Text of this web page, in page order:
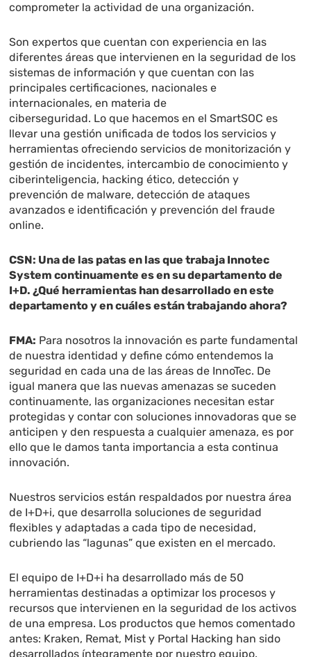
comprometer la actividad de una organización.
Son expertos que cuentan con experiencia en las
diferentes áreas que intervienen en la seguridad de los
sistemas de información y que cuentan con las
principales certificaciones, nacionales e
internacionales, en materia de
ciberseguridad. Lo que hacemos en el SmartSOC es
llevar una gestión unificada de todos los servicios y
herramientas ofreciendo servicios de monitorización y
gestión de incidentes, intercambio de conocimiento y
ciberinteligencia, hacking ético, detección y
prevención de malware, detección de ataques
avanzados e identificación y prevención del fraude
online.
CSN: Una de las patas en las que trabaja Innotec
System continuamente es en su departamento de
I+D. ¿Qué herramientas han desarrollado en este
departamento y en cuáles están trabajando ahora?
FMA: Para nosotros la innovación es parte fundamental
de nuestra identidad y define cómo entendemos la
seguridad en cada una de las áreas de InnoTec. De
igual manera que las nuevas amenazas se suceden
continuamente, las organizaciones necesitan estar
protegidas y contar con soluciones innovadoras que se
anticipen y den respuesta a cualquier amenaza, es por
ello que le damos tanta importancia a esta continua
innovación.
Nuestros servicios están respaldados por nuestra área
de I+D+i, que desarrolla soluciones de seguridad
flexibles y adaptadas a cada tipo de necesidad,
cubriendo las “lagunas” que existen en el mercado.
El equipo de I+D+i ha desarrollado más de 50
herramientas destinadas a optimizar los procesos y
recursos que intervienen en la seguridad de los activos
de una empresa. Los productos que hemos comentado
antes: Kraken, Remat, Mist y Portal Hacking han sido
desarrollados íntegramente por nuestro equipo.